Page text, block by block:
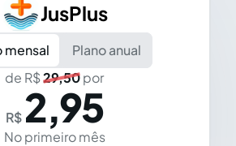
JusPlus
mensal
Plano anual
de R$29,50por
R$ 2,95
No primeiro mês